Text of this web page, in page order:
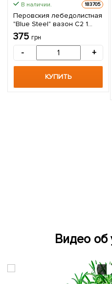
В наличии. 183705
Перовския лебедолистная
"Blue Steel" вазон С2 1
саженец в упаковке
375 грн
- +
КУПИТЬ
Видео об